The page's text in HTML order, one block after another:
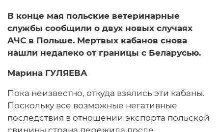
В конце мая польские ветеринарные
службы сообщили о двух новых случаях
АЧС в Польше. Мертвых кабанов снова
нашли недалеко от границы с Беларусью.
Марина ГУЛЯЕВА
Пока неизвестно, откуда взялись эти кабаны.
Поскольку все возможные негативные
последствия в отношении экспорта польской